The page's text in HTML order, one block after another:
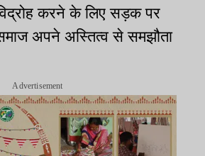
करने के लिए सड़क पर
अपने अस्तित्व से समझौता
Advertisement